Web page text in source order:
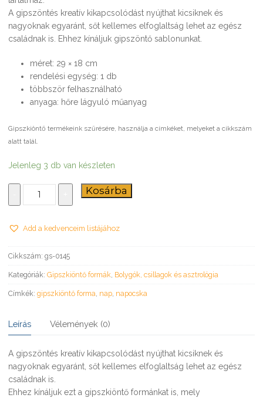
A gipszöntés kreatív kikapcsolódást nyújthat kicsiknek és
nagyoknak egyaránt, sőt kellemes elfoglaltság lehet az egész
családnak is. Ehhez kínáljuk gipszöntő sablonunkat.
méret: 29 × 18 cm
rendelési egység: 1 db
többször felhasználható
anyaga: hőre lágyuló műanyag
Gipszkiöntő termékeink szűrésére, használja a címkéket, melyeket a cikkszám
alatt talál.
Jelenleg 3 db van készleten
Napocskák
forma
Kosárba
Add a kedvenceim listájához
Cikkszám: gs-0145
Kategóriák: Gipszkiöntő formák, Bolygók, csillagok és asztrológia
Címkék: gipszkiöntő forma, nap, napocska
Leírás Vélemények (0)
A gipszöntés kreatív kikapcsolódást nyújthat kicsiknek és
nagyoknak egyaránt, sőt kellemes elfoglaltság lehet az egész
családnak is.
Ehhez kínáljuk ezt a gipszkiöntő formánkat is, mely